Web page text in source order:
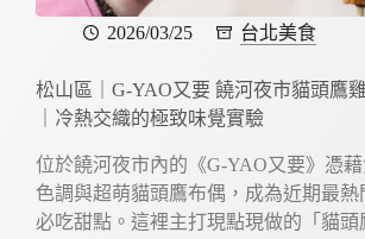
2026/03/25 台北美食
松山區｜G-YAO又要 饒河夜市貓頭鷹
｜冷熱交織的極致味覺實驗
位於饒河夜市內的《G-YAO又要》憑
色調與超萌貓頭鷹布偶，成為近期最
必吃甜點。這裡主打現點現做的「貓頭